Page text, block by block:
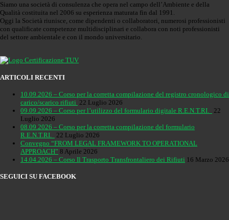
Siamo una società di consulenza che opera nel campo dell’Ambiente e della
Qualità costituita nel 2006 su esperienza maturata fin dal 1991.
Oggi la Società riunisce, come dipendenti o collaboratori, numerosi professionisti
con qualificate competenze multidisciplinari e collabora con noti professionisti
del settore ambientale e con il mondo universitario.
ARTICOLI RECENTI
10.09.2026 – Corso per la corretta compilazione del registro cronologico di
carico/scarico rifiuti 22 Luglio 2026
09.09.2026 – Corso per l’utilizzo del formulario digitale R.E.N.T.RI.
22
Luglio 2026
08.09.2026 – Corso per la corretta compilazione del formulario
R.E.N.T.RI.
22 Luglio 2026
Convegno “FROM LEGAL FRAMEWORK TO OPERATIONAL
APPROACH” 8 Aprile 2026
14.04.2026 – Corso Il Trasporto Transfrontaliero dei Rifiuti 16 Marzo 2026
SEGUICI SU FACEBOOK